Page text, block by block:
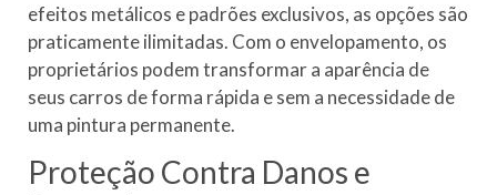
efeitos metálicos e padrões exclusivos, as opções são
praticamente ilimitadas. Com o envelopamento, os
proprietários podem transformar a aparência de
seus carros de forma rápida e sem a necessidade de
uma pintura permanente.
Proteção Contra Danos e